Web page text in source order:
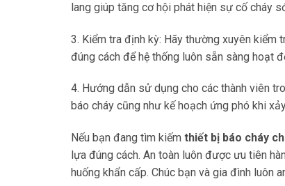
lang giúp tăng cơ hội phát hiện sự cố cháy
3. Kiểm tra định kỳ: Hãy thường xuyên kiểm
đúng cách để hệ thống luôn sẵn sàng hoạt
4. Hướng dẫn sử dụng cho các thành viên
báo cháy cũng như kế hoạch ứng phó khi
Nếu bạn đang tìm kiếm thiết bị báo cháy
lựa đúng cách. An toàn luôn được ưu tiên
huống khẩn cấp. Chúc bạn và gia đình luôn